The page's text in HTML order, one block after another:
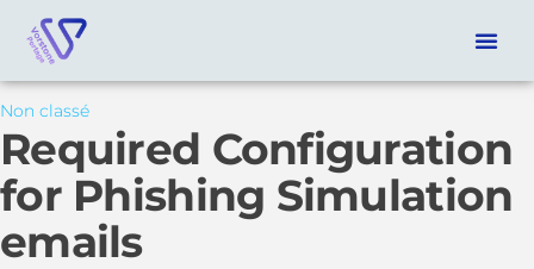
Non classé
Required Configuration
for Phishing Simulation
emails